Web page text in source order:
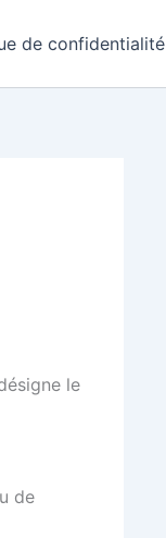
de confidentialité
le
de